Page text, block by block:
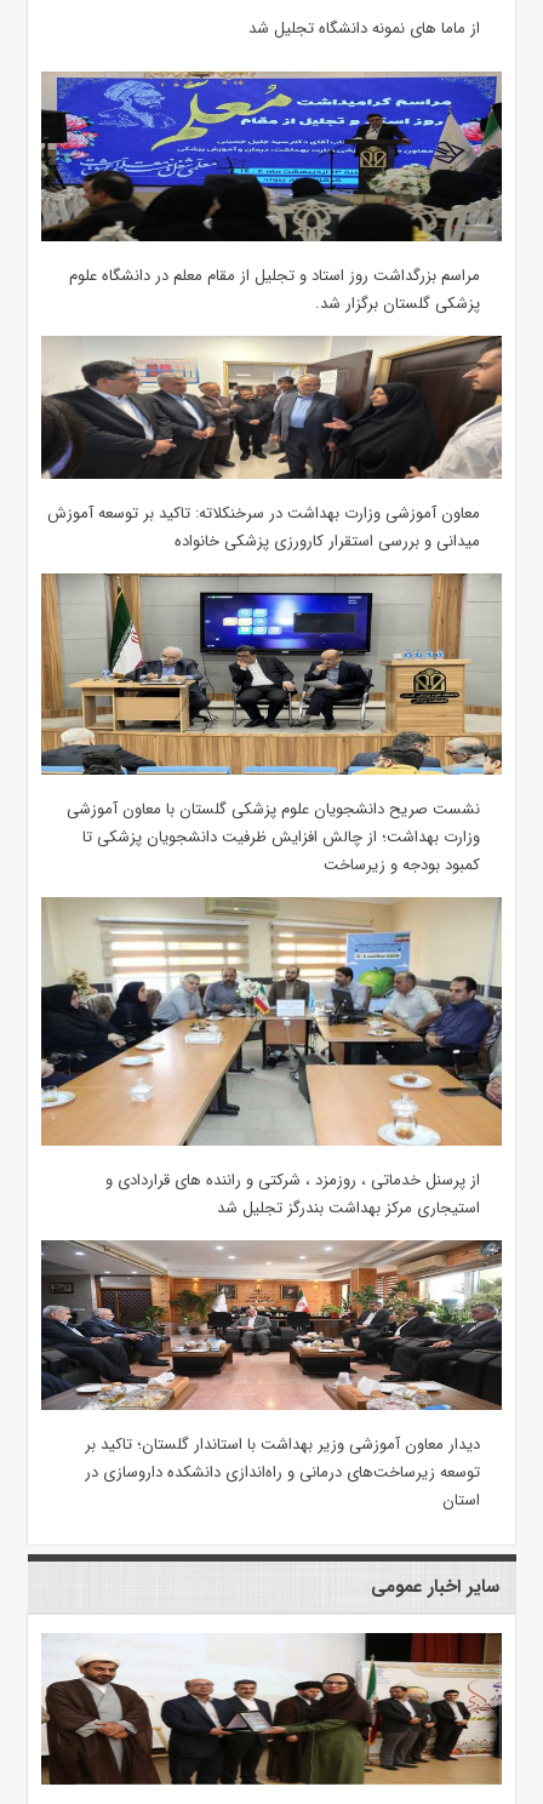
از ماما های نمونه دانشگاه تجلیل شد
مراسم بزرگداشت روز استاد و تجلیل از مقام معلم در دانشگاه علوم
پزشکی گلستان برگزار شد.‌
معاون آموزشی وزارت بهداشت در سرخنکلاته: تاکید بر توسعه آموزش
میدانی و بررسی استقرار کارورزی پزشکی ‌خانواده
نشست صریح دانشجویان علوم پزشکی گلستان با معاون آموزشی
وزارت بهداشت؛ از چالش افزایش ظرفیت دانشجویان ‌پزشکی تا
کمبود بودجه و زیرساخت
از پرسنل خدماتی ، روزمزد ، شرکتی و راننده های قراردادی و
استیجاری مرکز بهداشت بندرگز تجلیل شد
دیدار معاون آموزشی وزیر بهداشت با استاندار گلستان؛ تاکید بر
توسعه زیرساخت‌های درمانی و راه‌اندازی دانشکده داروسازی در
استان
سایر اخبار عمومی